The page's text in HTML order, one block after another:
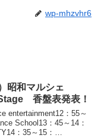
wp-mhzvhr6
昭和マルシェ
香盤表発表！
entertainment12：55～
School13：45～14：
：35～15：